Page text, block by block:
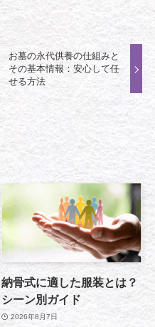
お墓の永代供養の仕組みと
その基本情報：安心して任
せる方法
納骨式に適した服装とは？
シーン別ガイド
2026年8月7日